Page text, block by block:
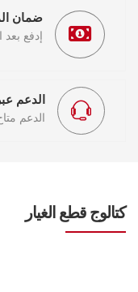
ضمان
إدفع بعد
الدعم عبر
الدعم متاح 24 ساعة
كتالوج قطع الغيار